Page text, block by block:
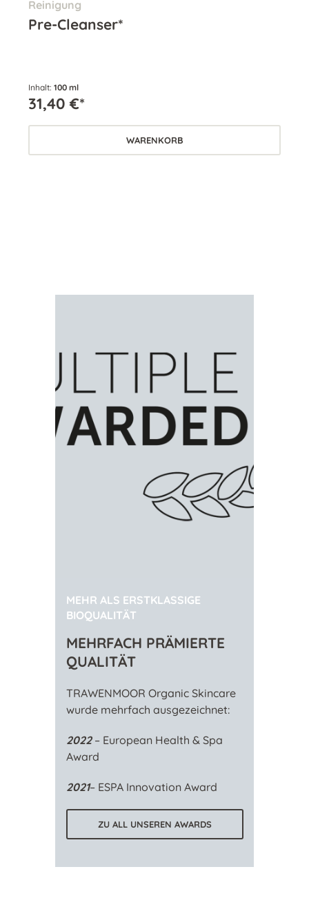
Reinigung
Pre-Cleanser*
Inhalt: 100 ml
31,40 €*
WARENKORB
MEHR ALS ERSTKLASSIGE
BIOQUALITÄT
MEHRFACH PRÄMIERTE
QUALITÄT
TRAWENMOOR Organic Skincare
wurde mehrfach ausgezeichnet:
2022 – European Health & Spa
Award
2021– ESPA Innovation Award
ZU ALL UNSEREN AWARDS